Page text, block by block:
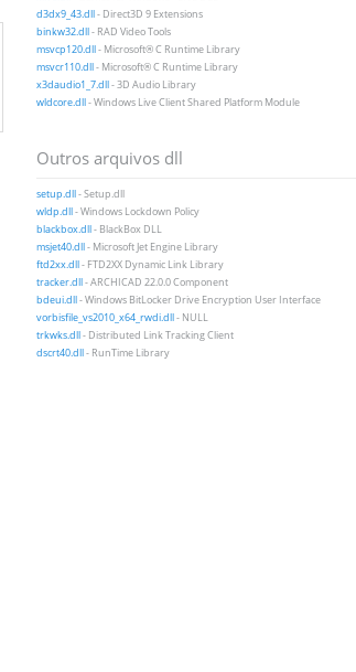
d3dx9_43.dll- Direct3D 9 Extensions
binkw32.dll- RAD Video Tools
msvcp120.dll- Microsoft® C Runtime Library
msvcr110.dll- Microsoft® C Runtime Library
x3daudio1_7.dll- 3D Audio Library
wldcore.dll- Windows Live Client Shared Platform Module
Outros arquivos dll
setup.dll- Setup.dll
wldp.dll- Windows Lockdown Policy
blackbox.dll- BlackBox DLL
msjet40.dll- Microsoft Jet Engine Library
ftd2xx.dll- FTD2XX Dynamic Link Library
tracker.dll- ARCHICAD 22.0.0 Component
bdeui.dll- Windows BitLocker Drive Encryption User Interface
vorbisfile_vs2010_x64_rwdi.dll- NULL
trkwks.dll- Distributed Link Tracking Client
dscrt40.dll- RunTime Library